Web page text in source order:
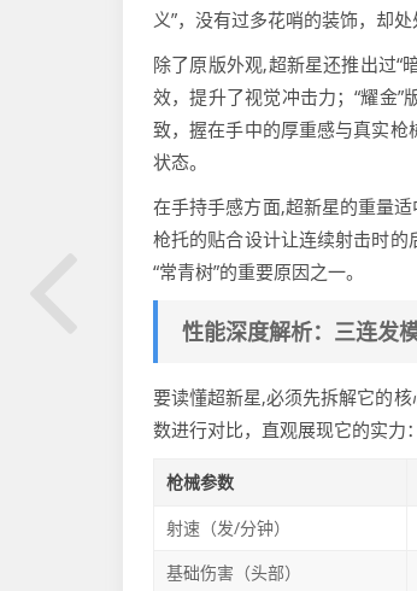
义”，没有过多花哨的装饰，却处
除了原版外观,超新星还推出过“
效，提升了视觉冲击力；“耀金
致，握在手中的厚重感与真实
状态。
在手持手感方面,超新星的重量
枪托的贴合设计让连续射击时
“常青树”的重要原因之一。
性能深度解析：三连发
要读懂超新星,必须先拆解它的
数进行对比，直观展现它的实力：
枪械参数
射速（发/分钟）
基础伤害（头部）